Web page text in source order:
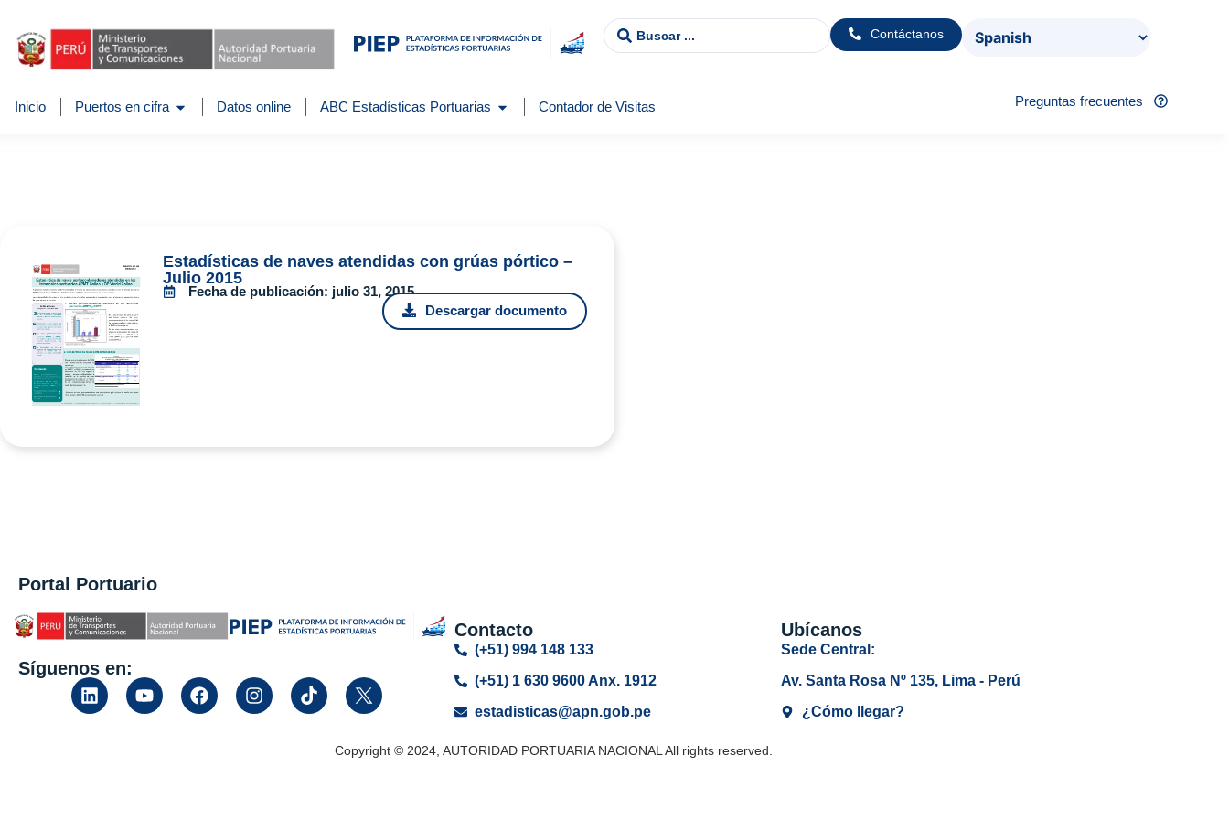
Contáctanos
Inicio Puertos en cifra Datos online ABC Estadísticas Portuarias Contador de Visitas Preguntas frecuentes
Estadísticas de naves atendidas con grúas pórtico –
Julio 2015
Fecha de publicación: julio 31, 2015
Descargar documento
Portal Portuario
Síguenos en:
Contacto
(+51) 994 148 133
(+51) 1 630 9600 Anx. 1912
estadisticas@apn.gob.pe
Ubícanos
Sede Central:
Av. Santa Rosa Nº 135, Lima - Perú
¿Cómo llegar?
Copyright © 2024, AUTORIDAD PORTUARIA NACIONAL All rights reserved.